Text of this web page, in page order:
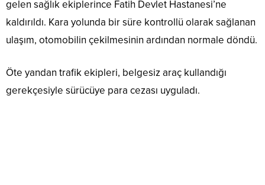
gelen sağlık ekiplerince Fatih Devlet Hastanesi’ne
kaldırıldı. Kara yolunda bir süre kontrollü olarak sağlanan
ulaşım, otomobilin çekilmesinin ardından normale döndü.
Öte yandan trafik ekipleri, belgesiz araç kullandığı
gerekçesiyle sürücüye para cezası uyguladı.